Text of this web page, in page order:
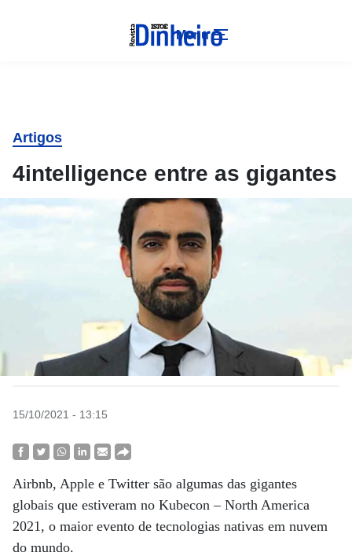
Menu
Artigos
4intelligence entre as gigantes
15/10/2021 - 13:15
Airbnb, Apple e Twitter são algumas das gigantes
globais que estiveram no Kubecon – North America
2021, o maior evento de tecnologias nativas em nuvem
do mundo.